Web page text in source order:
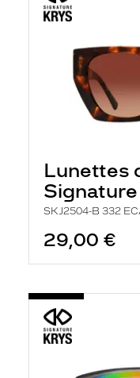
Lunettes
SKJ2504-B 332
29,00 €